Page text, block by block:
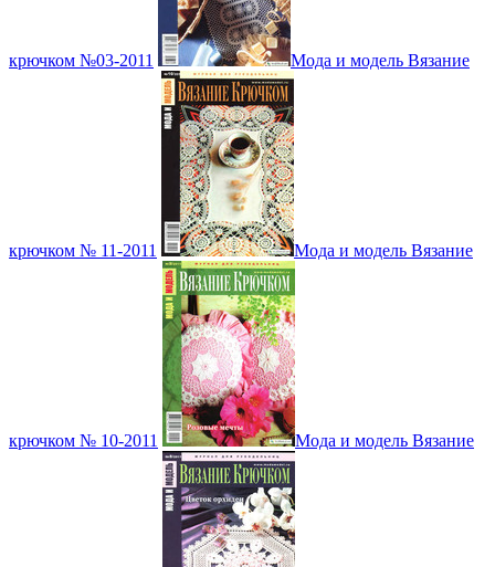
крючком №03-2011 Мода и модель Вязание
крючком № 11-2011 Мода и модель Вязание
крючком № 10-2011 Мода и модель Вязание